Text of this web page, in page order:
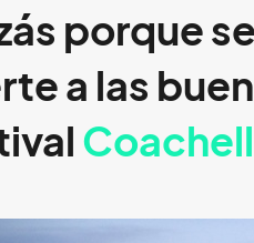
porque
a las